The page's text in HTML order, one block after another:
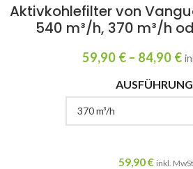
Aktivkohlefilter von
540 m³/h, 370 m³/h
59,90 € – 84,90 €
AUSFÜHRUNG
59,90€ inkl. MwSt